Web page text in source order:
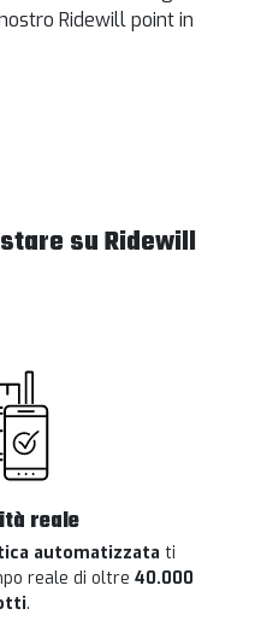
Ridewill point in
su Ridewill
reale
automatizzata ti
reale di oltre 40.000
.